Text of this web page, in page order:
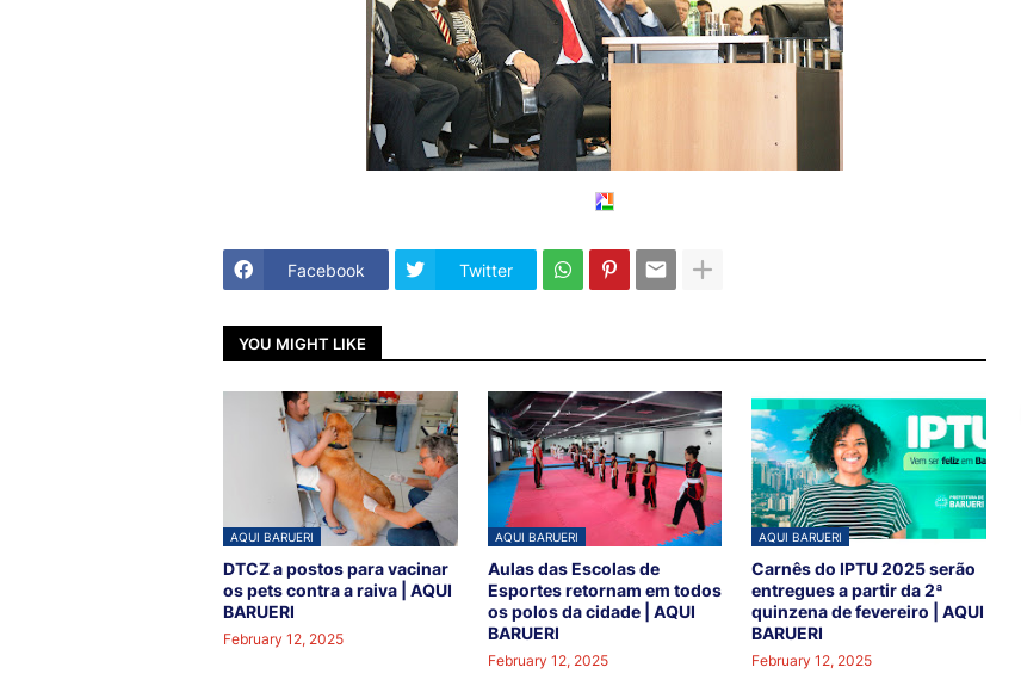
Facebook Twitter
YOU MIGHT LIKE
AQUI BARUERI
DTCZ a postos para vacinar
os pets contra a raiva | AQUI
BARUERI
February 12, 2025
AQUI BARUERI
Aulas das Escolas de
Esportes retornam em todos
os polos da cidade | AQUI
BARUERI
February 12, 2025
AQUI BARUERI
Carnês do IPTU 2025 serão
entregues a partir da 2ª
quinzena de fevereiro | AQUI
BARUERI
February 12, 2025